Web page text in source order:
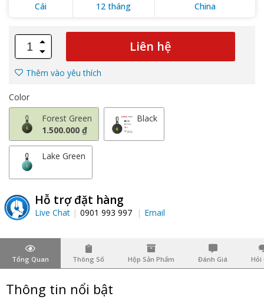
Cái
12 tháng
China
Liên hệ
Thêm vào yêu thích
Color
Forest Green
1.500.000 ₫
Black
Lake Green
Hỗ trợ đặt hàng
Live Chat 0901 993 997 Email
Tổng Quan Thông Số Hộp Sản Phẩm Đánh Giá Hỏi
Thông tin nổi bật